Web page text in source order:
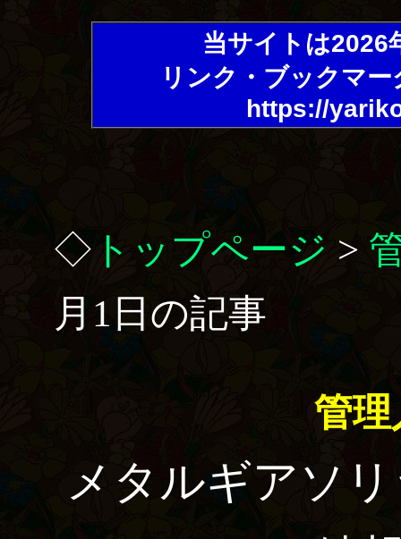
当サイトは2026
リンク・ブックマ
https://
◇ トップページ >
月1日の記事
管理
メタルギアソ